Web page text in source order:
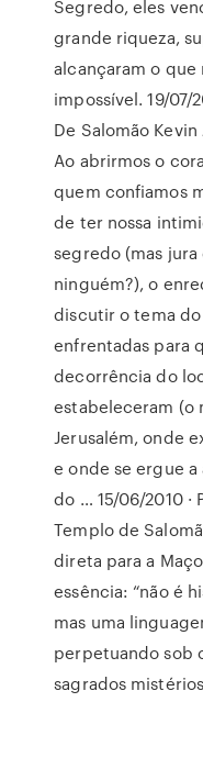
Segredo, eles
grande riqueza,
alcançaram o
impossível. 19/07/
De Salomão Kevin
Ao abrirmos o
quem confiamos
de ter nossa
segredo (mas
ninguém?), o
discutir o tema
enfrentadas para
decorrência do
estabeleceram (o
Jerusalém, onde
e onde se ergue
do … 15/06/2010 ·
Templo de
direta para a
essência: “não é
mas uma
perpetuando sob
sagrados